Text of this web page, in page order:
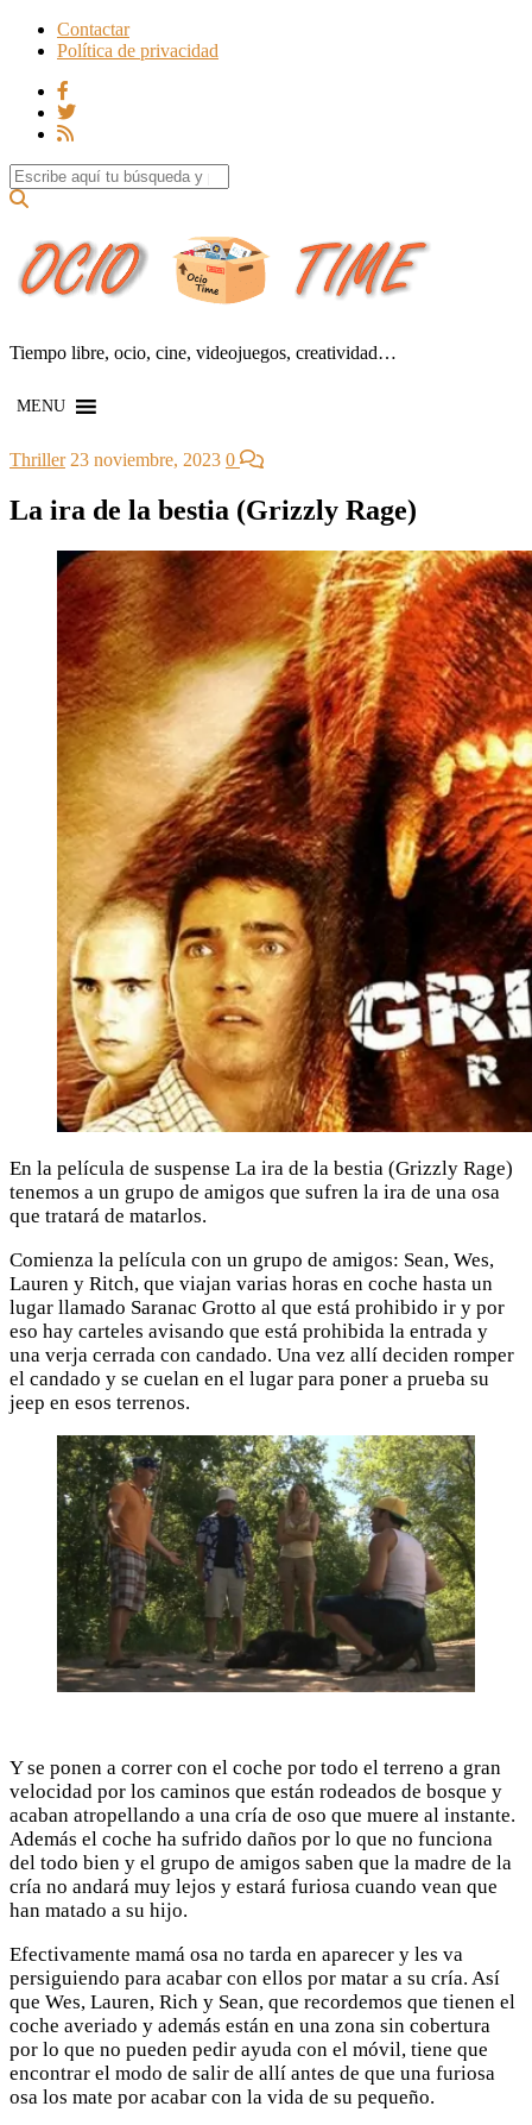
Contactar
Política de privacidad
Search for:
Tiempo libre, ocio, cine, videojuegos, creatividad…
MENU
Thriller 23 noviembre, 2023 0
La ira de la bestia (Grizzly Rage)
En la película de suspense La ira de la bestia (Grizzly Rage)
tenemos a un grupo de amigos que sufren la ira de una osa
que tratará de matarlos.
Comienza la película con un grupo de amigos: Sean, Wes,
Lauren y Ritch, que viajan varias horas en coche hasta un
lugar llamado Saranac Grotto al que está prohibido ir y por
eso hay carteles avisando que está prohibida la entrada y
una verja cerrada con candado. Una vez allí deciden romper
el candado y se cuelan en el lugar para poner a prueba su
jeep en esos terrenos.
Y se ponen a correr con el coche por todo el terreno a gran
velocidad por los caminos que están rodeados de bosque y
acaban atropellando a una cría de oso que muere al instante.
Además el coche ha sufrido daños por lo que no funciona
del todo bien y el grupo de amigos saben que la madre de la
cría no andará muy lejos y estará furiosa cuando vean que
han matado a su hijo.
Efectivamente mamá osa no tarda en aparecer y les va
persiguiendo para acabar con ellos por matar a su cría. Así
que Wes, Lauren, Rich y Sean, que recordemos que tienen el
coche averiado y además están en una zona sin cobertura
por lo que no pueden pedir ayuda con el móvil, tiene que
encontrar el modo de salir de allí antes de que una furiosa
osa los mate por acabar con la vida de su pequeño.